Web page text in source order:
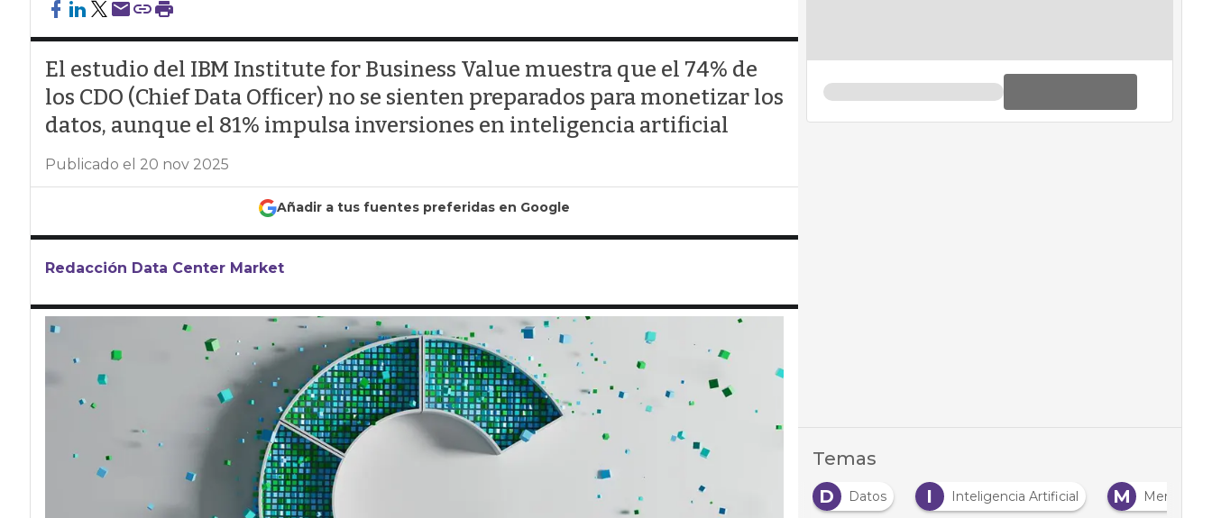
El estudio del IBM Institute for Business Value muestra que el 74% de
los CDO (Chief Data Officer) no se sienten preparados para monetizar los
datos, aunque el 81% impulsa inversiones en inteligencia artificial
Publicado el 20 nov 2025
Añadir a tus fuentes preferidas en Google
Redacción Data Center Market
Temas
Centros de datos D Datos I Inteligencia Artificial M Mercado